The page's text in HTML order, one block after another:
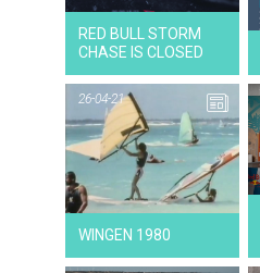
RED BULL STORM
CHASE IS CLOSED
WINGEN 1980
26-04-21